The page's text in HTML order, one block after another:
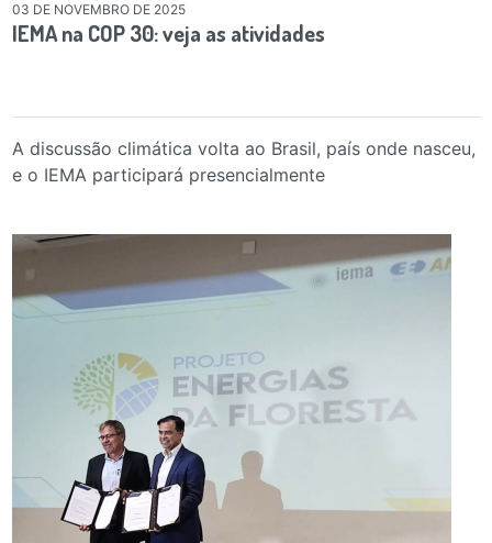
03 DE NOVEMBRO DE 2025
IEMA na COP 30: veja as atividades
A discussão climática volta ao Brasil, país onde nasceu,
e o IEMA participará presencialmente